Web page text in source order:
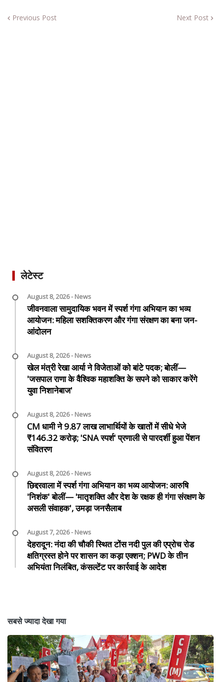
Previous Post Next Post
लेटेस्ट
August 8, 2026 - News
जीवनवाला सामुदायिक भवन में स्पर्श गंगा अभियान का भव्य
आयोजन: महिला सशक्तिकरण और गंगा संरक्षण का बना जन-
आंदोलन
August 8, 2026 - News
खेल मंत्री रेखा आर्या ने विजेताओं को बांटे पदक; बोलीं—
'जसपाल राणा के वैश्विक महाशक्ति के सपने को साकार करेंगे
युवा निशानेबाज'
August 8, 2026 - News
CM धामी ने 9.87 लाख लाभार्थियों के खातों में सीधे भेजे
₹146.32 करोड़; 'SNA स्पर्श' प्रणाली से पारदर्शी हुआ पेंशन
संवितरण
August 8, 2026 - News
छिद्दरवाला में स्पर्श गंगा अभियान का भव्य आयोजन: आरुषि
'निशंक' बोलीं— 'मातृशक्ति और देश के रक्षक ही गंगा संरक्षण के
असली संवाहक', उमड़ा जनसैलाब
August 7, 2026 - News
देहरादून: नंदा की चौकी स्थित टोंस नदी पुल की एप्रोच रोड
क्षतिग्रस्त होने पर शासन का कड़ा एक्शन; PWD के तीन
अभियंता निलंबित, कंसल्टेंट पर कार्रवाई के आदेश
सबसे ज्यादा देखा गया